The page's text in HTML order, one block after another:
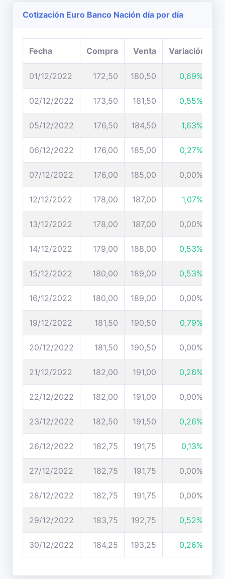
Cotización Euro Banco Nación día por día
Fecha Compra Venta Variación
01/12/2022 172,50 180,50 0,69%
02/12/2022 173,50 181,50 0,55%
05/12/2022 176,50 184,50 1,63%
06/12/2022 176,00 185,00 0,27%
07/12/2022 176,00 185,00 0,00%
12/12/2022 178,00 187,00 1,07%
13/12/2022 178,00 187,00 0,00%
14/12/2022 179,00 188,00 0,53%
15/12/2022 180,00 189,00 0,53%
16/12/2022 180,00 189,00 0,00%
19/12/2022 181,50 190,50 0,79%
20/12/2022 181,50 190,50 0,00%
21/12/2022 182,00 191,00 0,26%
22/12/2022 182,00 191,00 0,00%
23/12/2022 182,50 191,50 0,26%
26/12/2022 182,75 191,75 0,13%
27/12/2022 182,75 191,75 0,00%
28/12/2022 182,75 191,75 0,00%
29/12/2022 183,75 192,75 0,52%
30/12/2022 184,25 193,25 0,26%